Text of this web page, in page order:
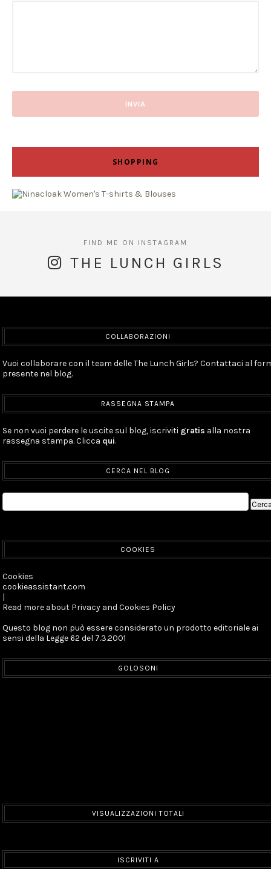
SHOPPING
THE LUNCH GIRLS
COLLABORAZIONI
Vuoi collaborare con il team delle The Lunch Girls? Contattaci al
presente nel blog.
RASSEGNA STAMPA
Se non vuoi perdere le uscite sul blog, iscriviti gratis alla nostra
rassegna stampa. Clicca qui.
CERCA NEL BLOG
COOKIES
Cookies
cookieassistant.com
|
Read more about Privacy and Cookies Policy
Questo blog non può essere considerato un prodotto editoriale ai
sensi della Legge 62 del 7.3.2001
GOLOSONI
VISUALIZZAZIONI TOTALI
ISCRIVITI A